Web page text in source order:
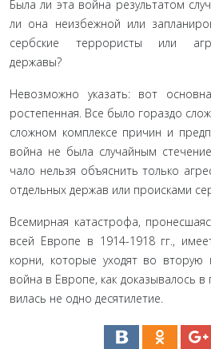
Была ли эта война результатом
ли она неизбежной или
сербские террористы или
державы?
Невозможно указать: вот
ростепенная. Все было гораздо
сложном комплексе причин и
война не была случайным
чало нельзя объяснить только
отдельных держав или происками
Всемирная катастрофа,
всей Европе в 1914-1918 гг.,
корни, которые уходят во вторую
война в Европе, как доказывалось
вилась не одно десятилетие.
Основным виновником войны,